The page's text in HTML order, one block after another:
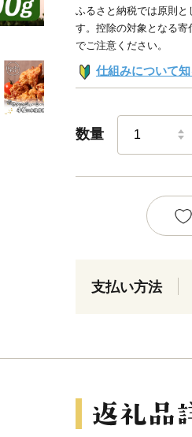
ふるさと納税では原則と
す。控除の対象となる
でご注意ください。
仕組みについて知
数量
支払い方法